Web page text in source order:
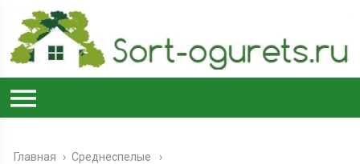
Главная › Среднеспелые